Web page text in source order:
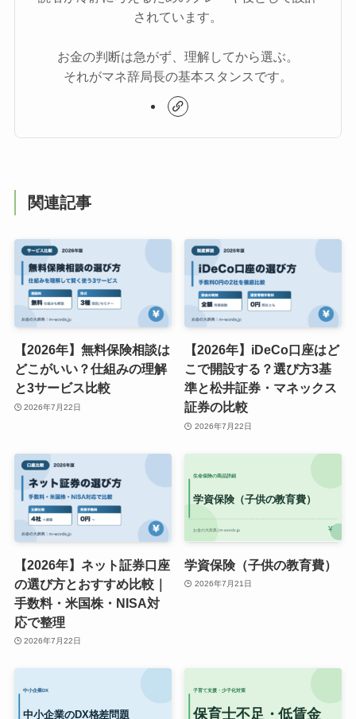
されています。
お金の判断は急がず、理解してから選ぶ。
それがマネ辞局長の基本スタンスです。
関連記事
【2026年】無料保険相談は
どこがいい？仕組みの理解
と3サービス比較
2026年7月22日
【2026年】iDeCo口座はど
こで開設する？選び方3基
準と松井証券・マネックス
証券の比較
2026年7月22日
【2026年】ネット証券口座
の選び方とおすすめ比較｜
手数料・米国株・NISA対
応で整理
2026年7月22日
学資保険（子供の教育費）
2026年7月21日